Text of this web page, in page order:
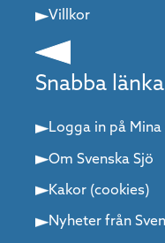
Villkor
Snabba
Logga in på
Om Svenska Sjö
Kakor (cookies)
Nyheter från